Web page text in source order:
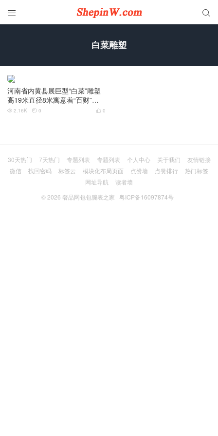
 
白菜雕塑
河南省内黄县展巨型“白菜”雕塑
高19米直径8米寓意着“百财”造
型逼真
 0
 2.16K  0
30天热门 7天热门 专题列表 专题列表 个人中心 关于我们
友情链接
微信
找回密码 标签云 模块化布局页面 点赞墙 点赞排行
热门标签
网址导航
读者墙
© 2026 奢品网包包腕表之家 粤ICP备16097874号